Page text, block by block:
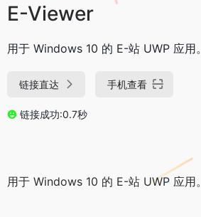
E-Viewer
用于 Windows 10 的 E-站 UWP 应用。
链接直达 手机查看
链接成功:0.7秒
用于 Windows 10 的 E-站 UWP 应用。